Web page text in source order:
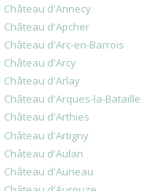
Château d'Annecy
Château d'Apcher
Château d'Arc-en-Barrois
Château d'Arcy
Château d'Arlay
Château d'Arques-la-Bataille
Château d'Arthies
Château d'Artigny
Château d'Aulan
Château d'Auneau